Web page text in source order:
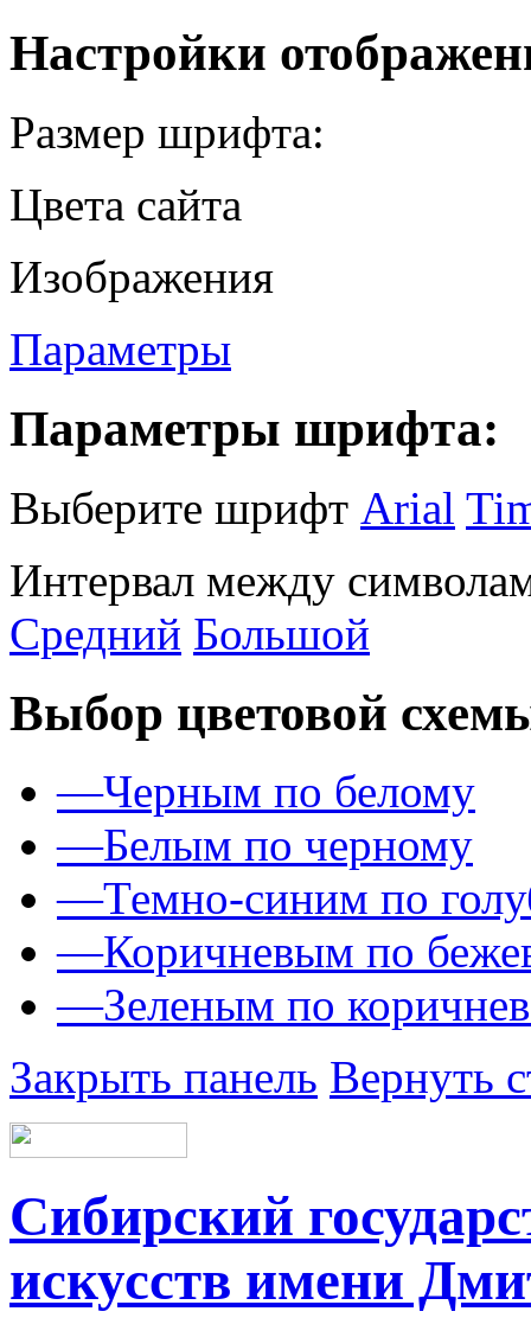
Настройки
Размер шрифта:
Цвета сайта
Изображения
Параметры
Параметры шрифта:
Выберите шрифт Arial
Интервал между
Средний Большой
Выбор цветовой
—Черным по белому
—Белым по черному
—Темно-синим по
—Коричневым по
—Зеленым по
Закрыть панель Вернуть
Сибирский
искусств имени